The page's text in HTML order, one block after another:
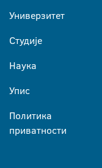
Универзитет
Студије
Наука
Упис
Политика
приватности